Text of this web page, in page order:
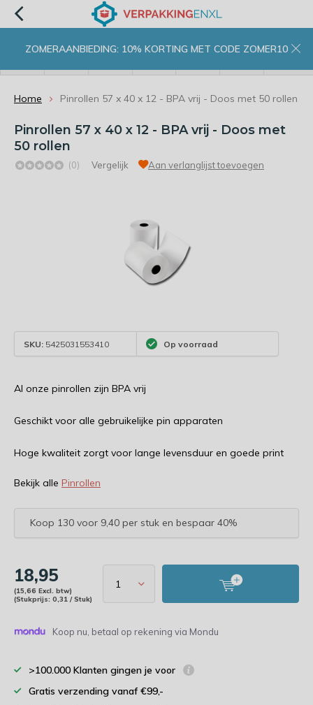
ZOMERAANBIEDING: 10% KORTING MET CODE ZOMER10
Home Pinrollen 57 x 40 x 12 - BPA vrij - Doos met 50 rollen
Pinrollen 57 x 40 x 12 - BPA vrij - Doos met
50 rollen
(0) Vergelijk Aan verlanglijst toevoegen
SKU: 5425031553410 Op voorraad
Al onze pinrollen zijn BPA vrij
Geschikt voor alle gebruikelijke pin apparaten
Hoge kwaliteit zorgt voor lange levensduur en goede print
Bekijk alle Pinrollen
Koop 130 voor 9,40 per stuk en bespaar 40%
18,95
(15,66 Excl. btw)
(Stukprijs: 0,31 / Stuk)
Koop nu, betaal op rekening via Mondu
>100.000 Klanten gingen je voor
Gratis verzending vanaf €99,-